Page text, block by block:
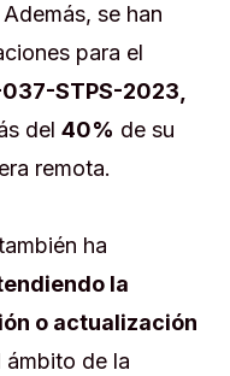
se han
para el
STPS-2023,
del 40% de su
remota.
ha
la
o actualización
ámbito de la